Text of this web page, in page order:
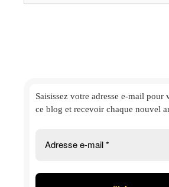
Saisissez votre adresse e-mail pour
ce blog et recevoir chaque nouvel